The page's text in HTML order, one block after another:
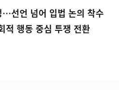
선언 넘어 입법 논의 착수
적 행동 중심 투쟁 전환